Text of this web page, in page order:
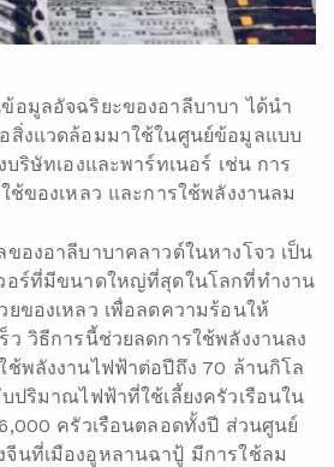
อมูลอัจฉริยะของอาลีบาบา ได้นำ
สิ่งแวดล้อมมาใช้ในศูนย์ข้อมูลแบบ
ริษัทเองและพาร์ทเนอร์ เช่น การ
ช้ของเหลว และการใช้พลังงานลม
องอาลีบาบาคลาวด์ในหางโจว เป็น
อร์ที่มีขนาดใหญ่ที่สุดในโลกที่ทำงาน
ยของเหลว เพื่อลดความร้อนให้
ว วิธีการนี้ช่วยลดการใช้พลังงานลง
ช้พลังงานไฟฟ้าต่อปีถึง 70 ล้านกิโล
ปริมาณไฟฟ้าที่ใช้เลี้ยงครัวเรือนใน
ครัวเรือนตลอดทั้งปี ส่วนศูนย์
นที่เมืองอูหลานฉาปู้ มีการใช้ลม